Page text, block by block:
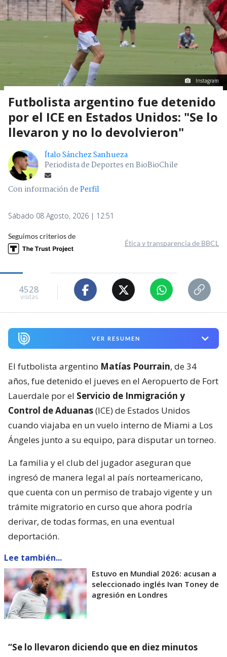
Instagram
Futbolista argentino fue detenido
por el ICE en Estados Unidos: "Se lo
llevaron y no lo devolvieron"
Ítalo Sánchez Sanhueza
Periodista de Deportes en BioBioChile
Con información dePerfil
Sábado 08 Agosto, 2026 | 12:51
Seguimos criterios de
Ética y transparencia de BBCL
4528
visitas
VER RESUMEN
El futbolista argentino Matías Pourrain, de 34
años, fue detenido el jueves en el Aeropuerto de Fort
Lauerdale por el Servicio de Inmigración y
Control de Aduanas(ICE) de Estados Unidos
cuando viajaba en un vuelo interno de Miami a Los
Ángeles junto a su equipo, para disputar un torneo.
La familia y el club del jugador aseguran que
ingresó de manera legal al país norteamericano,
que cuenta con un permiso de trabajo vigente y un
trámite migratorio en curso que ahora podría
derivar, de todas formas, en una eventual
deportación.
Lee también...
Estuvo en Mundial 2026: acusan a
seleccionado inglés Ivan Toney de
agresión en Londres
“Se lo llevaron diciendo que en diez minutos